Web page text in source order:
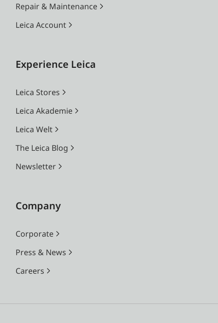
Repair & Maintenance
Leica Account
Experience Leica
Leica Stores
Leica Akademie
Leica Welt
The Leica Blog
Newsletter
Company
Corporate
Press & News
Careers